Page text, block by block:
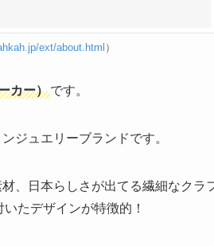
ext/about.html）
カー）です。
ジュエリーブランドです。
、日本らしさが出てる繊細なクラ
たデザインが特徴的！